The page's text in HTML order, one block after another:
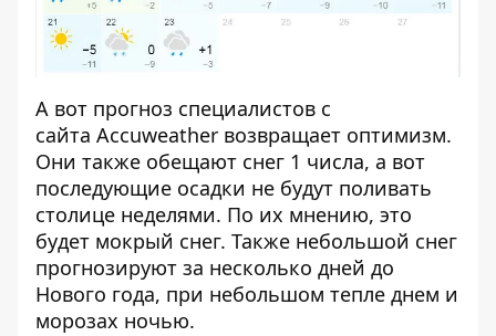
А вот прогноз специалистов с
сайта Accuweather возвращает оптимизм.
Они также обещают снег 1 числа, а вот
последующие осадки не будут поливать
столице неделями. По их мнению, это
будет мокрый снег. Также небольшой снег
прогнозируют за несколько дней до
Нового года, при небольшом тепле днем и
морозах ночью.